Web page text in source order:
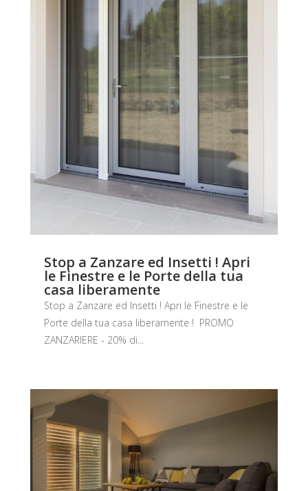
Stop a Zanzare ed Insetti ! Apri
le Finestre e le Porte della tua
casa liberamente
Stop a Zanzare ed Insetti ! Apri le Finestre e le
Porte della tua casa liberamente ! PROMO
ZANZARIERE - 20% di...